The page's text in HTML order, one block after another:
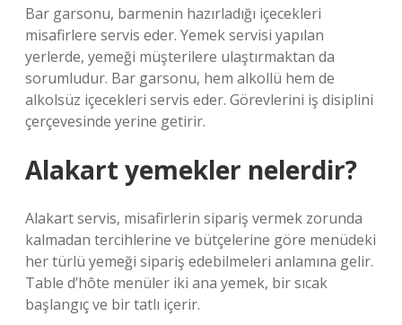
Bar garsonu, barmenin hazırladığı içecekleri
misafirlere servis eder. Yemek servisi yapılan
yerlerde, yemeği müşterilere ulaştırmaktan da
sorumludur. Bar garsonu, hem alkollü hem de
alkolsüz içecekleri servis eder. Görevlerini iş disiplini
çerçevesinde yerine getirir.
Alakart yemekler nelerdir?
Alakart servis, misafirlerin sipariş vermek zorunda
kalmadan tercihlerine ve bütçelerine göre menüdeki
her türlü yemeği sipariş edebilmeleri anlamına gelir.
Table d’hôte menüler iki ana yemek, bir sıcak
başlangıç ​​ve bir tatlı içerir.